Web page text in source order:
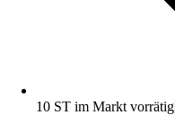
10 ST im Markt vorrätig